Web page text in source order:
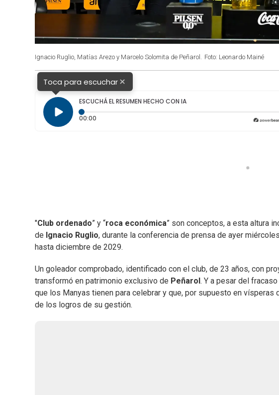
Ignacio Ruglio, Matías Arezo y Marcelo Solomita de Peñarol. Foto: Leonardo Mainé
Toca para escuchar×
ESCUCHÁ EL RESUMEN HECHO CON IA
00:00
"Club ordenado” y “roca económica” son conceptos, a esta altura
de Ignacio Ruglio, durante la conferencia de prensa de ayer
hasta diciembre de 2029.
Un goleador comprobado, identificado con el club, de 23 años, con
transformó en patrimonio exclusivo de Peñarol . Y a pesar del
que los Manyas tienen para celebrar y que, por supuesto en vísperas
de los logros de su gestión.